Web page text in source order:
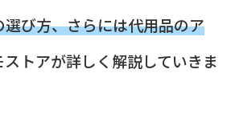
び方、さらには代用品のア
ストアが詳しく解説していきま